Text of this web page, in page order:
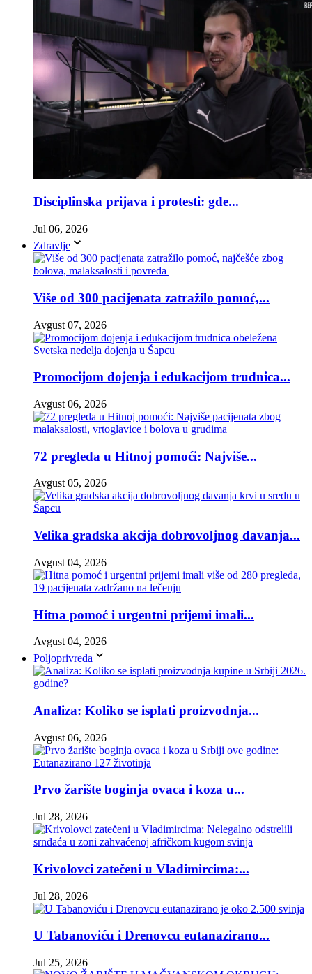
Disciplinska prijava i protesti: gde...
Jul 06, 2026
Zdravlje
Više od 300 pacijenata zatražilo pomoć,...
Avgust 07, 2026
Promocijom dojenja i edukacijom trudnica...
Avgust 06, 2026
72 pregleda u Hitnoj pomoći: Najviše...
Avgust 05, 2026
Velika gradska akcija dobrovoljnog davanja...
Avgust 04, 2026
Hitna pomoć i urgentni prijemi imali...
Avgust 04, 2026
Poljoprivreda
Analiza: Koliko se isplati proizvodnja...
Avgust 06, 2026
Prvo žarište boginja ovaca i koza u...
Jul 28, 2026
Krivolovci zatečeni u Vladimircima:...
Jul 28, 2026
U Tabanoviću i Drenovcu eutanazirano...
Jul 25, 2026